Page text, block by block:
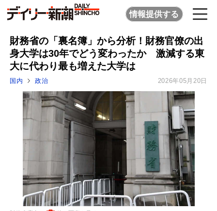
情報提供する
財務省の「裏名簿」から分析！財務官僚の出
身大学は30年でどう変わったか 激減する東
大に代わり最も増えた大学は
国内 政治 2026年05月20日